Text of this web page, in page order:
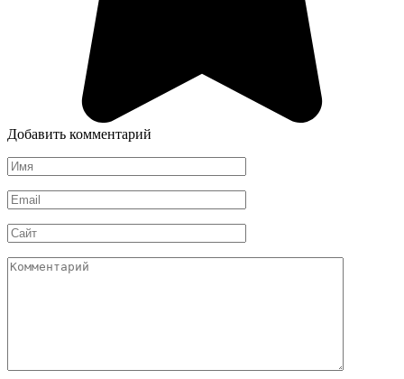
Добавить комментарий
Имя
*
Email
*
Сайт
Комментарий